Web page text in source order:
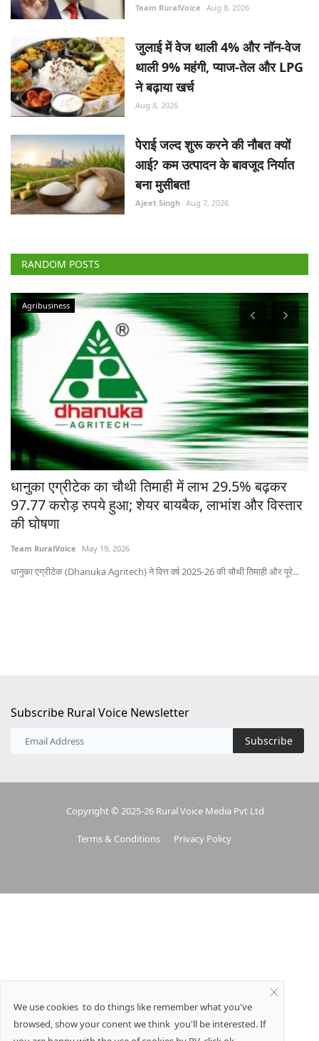
Team RuralVoice Aug 8, 2026
जुलाई में वेज थाली 4% और नॉन-वेज
थाली 9% महंगी, प्याज-तेल और LPG
ने बढ़ाया खर्च
Aug 8, 2026
पेराई जल्द शुरू करने की नौबत क्यों
आई? कम उत्पादन के बावजूद निर्यात
बना मुसीबत!
Ajeet Singh Aug 7, 2026
RANDOM POSTS
Agribusiness
धानुका एग्रीटेक का चौथी तिमाही में लाभ 29.5% बढ़कर
97.77 करोड़ रुपये हुआ; शेयर बायबैक, लाभांश और विस्तार
की घोषणा
Team RuralVoice May 19, 2026
धानुका एग्रीटेक (Dhanuka Agritech) ने वित्त वर्ष 2025-26 की चौथी तिमाही और पूरे...
Subscribe Rural Voice Newsletter
Subscribe
Copyright © 2025-26 Rural Voice Media Pvt Ltd
Terms & Conditions Privacy Policy
We use cookies to do things like remember what you've
browsed, show your conent we think you'll be interested. If